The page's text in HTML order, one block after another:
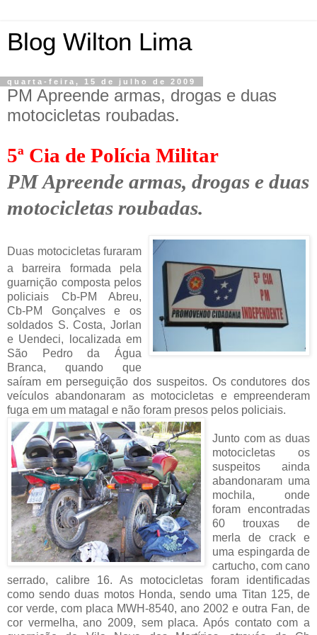
Blog Wilton Lima
quarta-feira, 15 de julho de 2009
PM Apreende armas, drogas e duas
motocicletas roubadas.
5ª Cia de Polícia Militar
PM Apreende armas, drogas e duas
motocicletas roubadas.
Duas motocicletas furaram
a barreira formada pela
guarnição composta pelos
policiais Cb-PM Abreu,
Cb-PM Gonçalves e os
soldados S. Costa, Jorlan
e Uendeci, localizada em
São Pedro da Água
Branca, quando que
saíram em perseguição dos suspeitos. Os condutores dos
veículos abandonaram as motocicletas e empreenderam
fuga em um matagal e não foram presos pelos policiais.
Junto com as duas
motocicletas os
suspeitos ainda
abandonaram uma
mochila, onde
foram encontradas
60 trouxas de
merla de crack e
uma espingarda de
cartucho, com cano
serrado, calibre 16. As motocicletas foram identificadas
como sendo duas motos Honda, sendo uma Titan 125, de
cor verde, com placa MWH-8540, ano 2002 e outra Fan, de
cor vermelha, ano 2009, sem placa. Após contato com a